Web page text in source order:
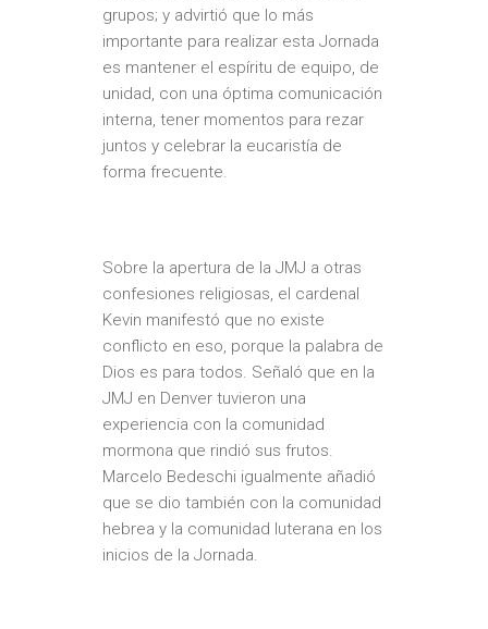
grupos; y advirtió que lo más
importante para realizar esta Jornada
es mantener el espíritu de equipo, de
unidad, con una óptima comunicación
interna, tener momentos para rezar
juntos y celebrar la eucaristía de
forma frecuente.
Sobre la apertura de la JMJ a otras
confesiones religiosas, el cardenal
Kevin manifestó que no existe
conflicto en eso, porque la palabra de
Dios es para todos. Señaló que en la
JMJ en Denver tuvieron una
experiencia con la comunidad
mormona que rindió sus frutos.
Marcelo Bedeschi igualmente añadió
que se dio también con la comunidad
hebrea y la comunidad luterana en los
inicios de la Jornada.